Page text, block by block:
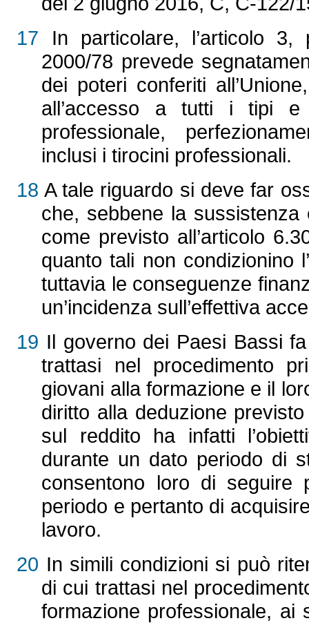
17 In particolare, l’articolo
2000/78 prevede
dei poteri conferiti
all’accesso a tutti i tipi e
professionale,
inclusi i tirocini professionali.
18 A tale riguardo si deve far
che, sebbene la
come previsto all’articolo
quanto tali non condizionino
tuttavia le conseguenze
un’incidenza sull’effettiva
19 Il governo dei Paesi Bassi
trattasi nel procedimento
giovani alla formazione e il
diritto alla deduzione
sul reddito ha infatti
durante un dato periodo di
consentono loro di seguire
periodo e pertanto di
lavoro.
20 In simili condizioni si può
di cui trattasi nel
formazione professionale, ai